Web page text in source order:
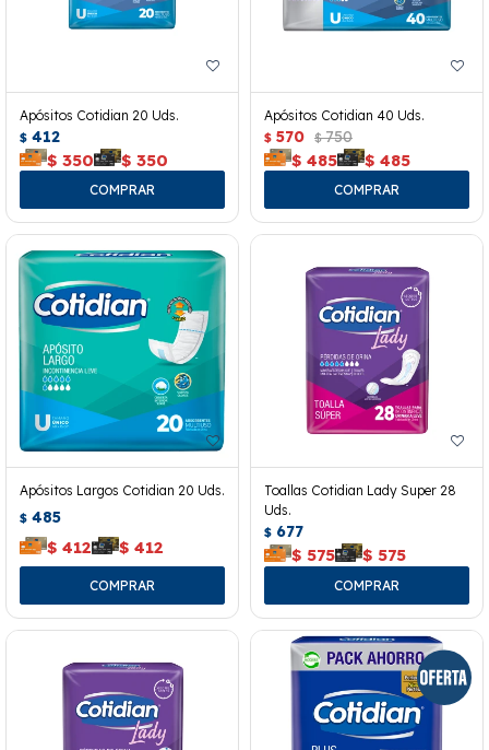
Apósitos Cotidian 20 Uds.
$ 412
$ 350 $ 350
Apósitos Cotidian 40 Uds.
$ 570 $ 750
$ 485 $ 485
Apósitos Largos Cotidian 20 Uds.
$ 485
$ 412 $ 412
Toallas Cotidian Lady Super 28
Uds.
$ 677
$ 575 $ 575